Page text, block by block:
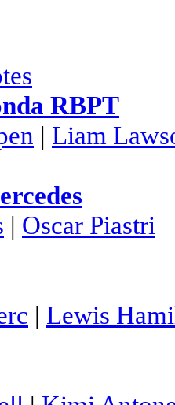
RBPT
| Liam
| Oscar Piastri
| Lewis